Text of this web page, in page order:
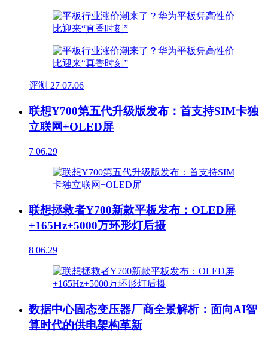
评测 27 07.06
联想Y700第五代升级版发布：首支持SIM卡独
立联网+OLED屏
7 06.29
联想拯救者Y700新款平板发布：OLED屏
+165Hz+5000万环形灯后摄
8 06.29
数据中心固态变压器厂商全景解析：面向AI智
算时代的供电架构革新